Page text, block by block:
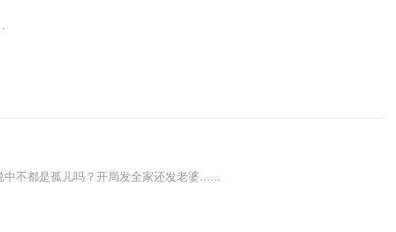
不都是孤儿吗？开局发全家还发老婆......